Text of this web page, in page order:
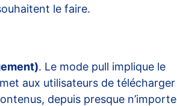
le faire.
. Le mode pull implique le
aux utilisateurs de télécharger
depuis presque n’importe